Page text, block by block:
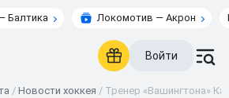
Балтика Локомотив — Акрон
Войти
/ Новости хоккея / Тренер «Вашингтона»